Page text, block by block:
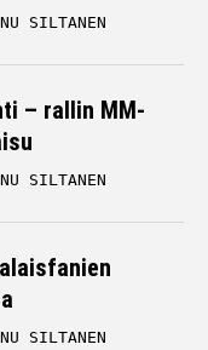
SILTANEN
– rallin MM-
SILTANEN
SILTANEN